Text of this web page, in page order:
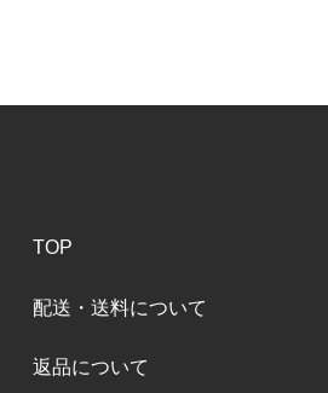
TOP
配送・送料について
返品について